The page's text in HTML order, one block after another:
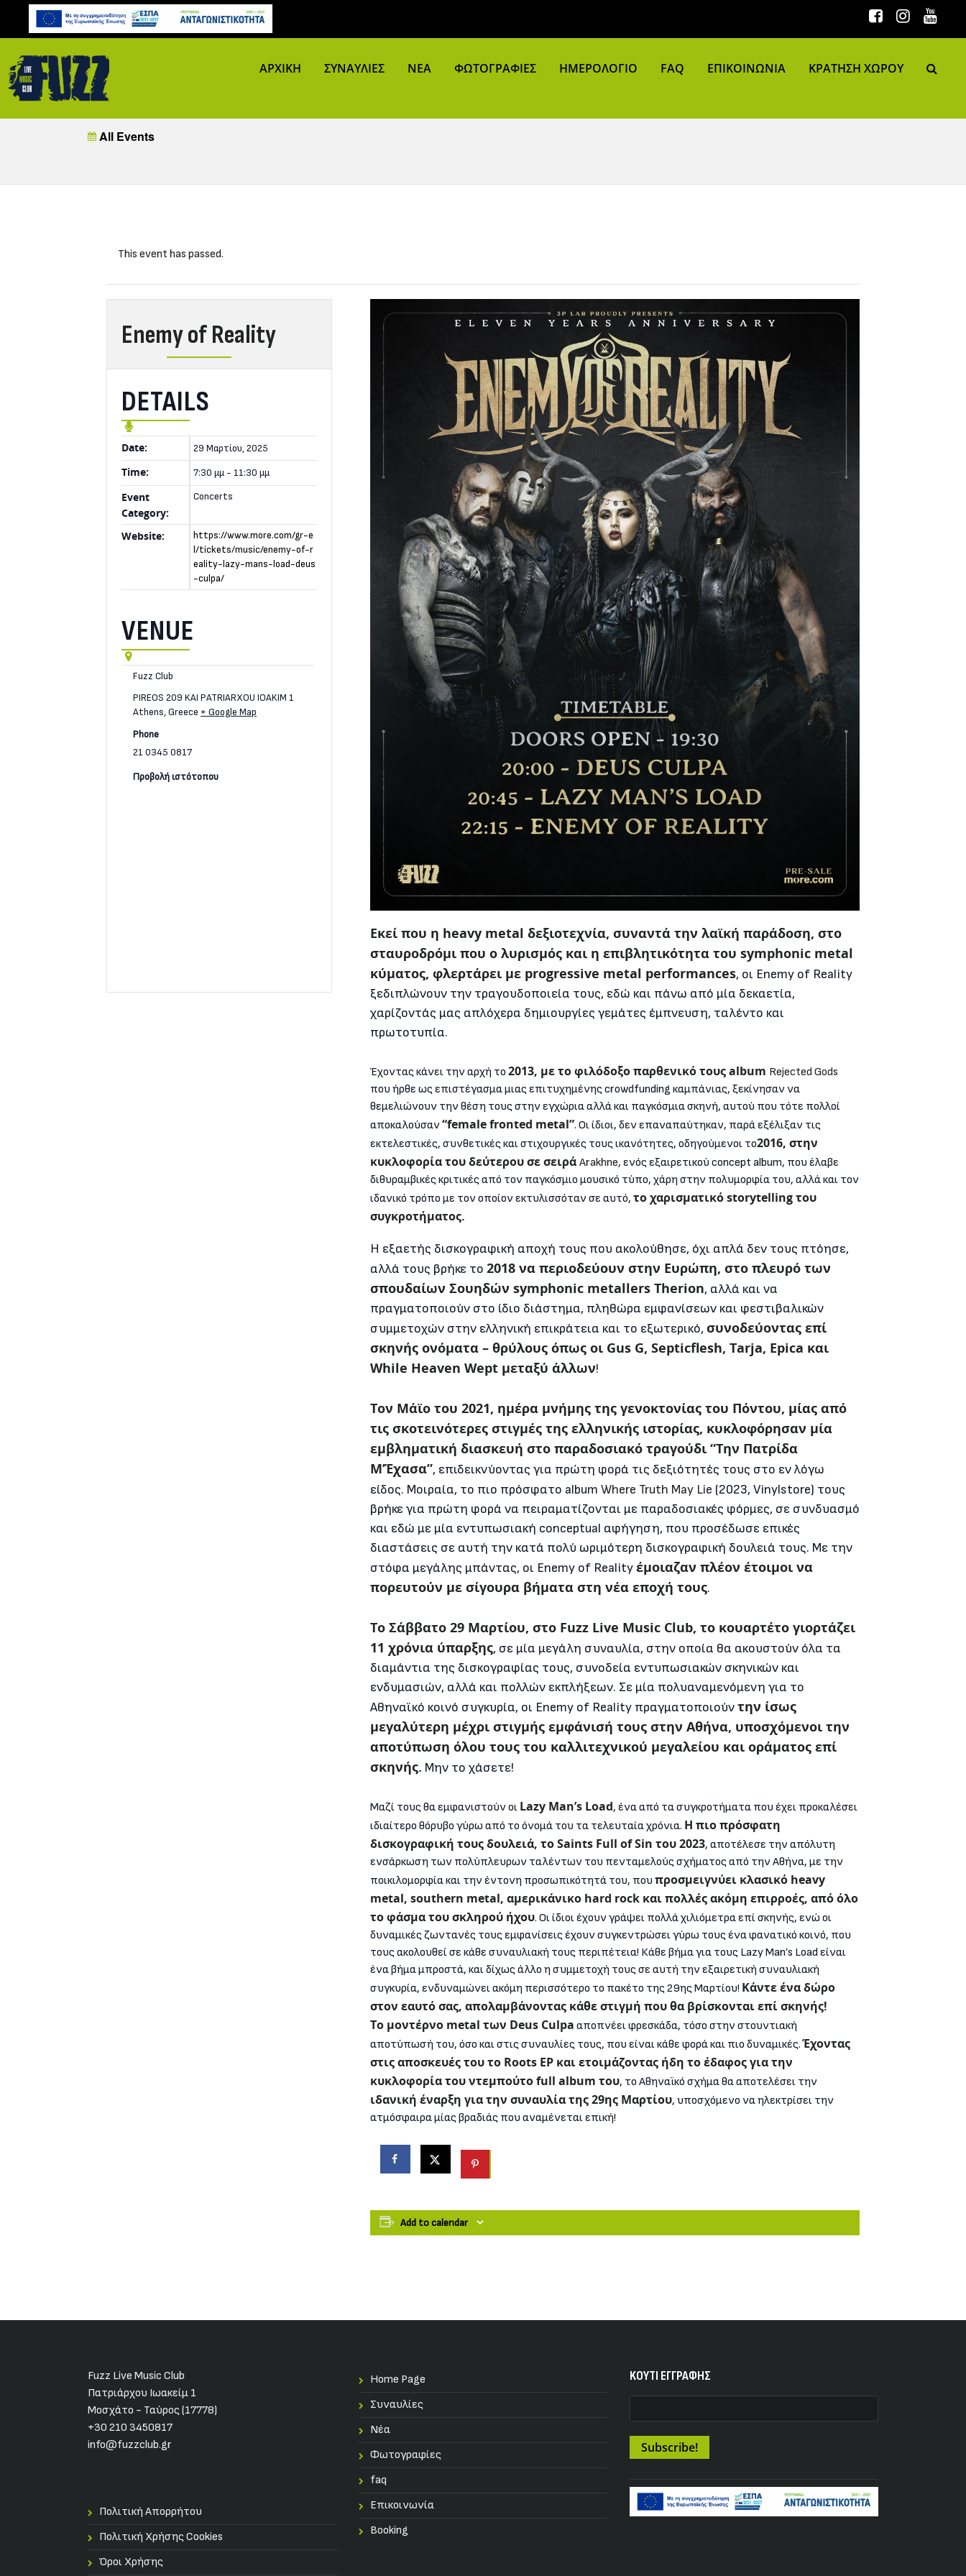
ΑΡΧΙΚΗ ΣΥΝΑΥΛΙΕΣ ΝΕΑ ΦΩΤΟΓΡΑΦΙΕΣ ΗΜΕΡΟΛΟΓΙΟ FAQ ΕΠΙΚΟΙΝΩΝΙΑ ΚΡΑΤΗΣΗ ΧΩΡΟΥ
All Events
This event has passed.
Enemy of Reality
DETAILS
Date: 29 Μαρτίου, 2025
Time: 7:30 μμ - 11:30 μμ
Event
Category:
Concerts
Website:
https://www.more.com/gr-e
l/tickets/music/enemy-of-r
eality-lazy-mans-load-deus
-culpa/
VENUE
Fuzz Club
PIREOS 209 KAI PATRIARXOU IOAKIM 1
Athens,Greece + Google Map
Phone
21 0345 0817
Εκεί που η heavy metal δεξιοτεχνία, συναντά την λαϊκή παράδοση, στο
σταυροδρόμι που ο λυρισμός και η επιβλητικότητα του symphonic metal
κύματος, φλερτάρει με progressive metal performances, οι Enemy of Reality
ξεδιπλώνουν την τραγουδοποιεία τους, εδώ και πάνω από μία δεκαετία,
χαρίζοντάς μας απλόχερα δημιουργίες γεμάτες έμπνευση, ταλέντο και
πρωτοτυπία.
Έχοντας κάνει την αρχή το 2013, με το φιλόδοξο παρθενικό τους album Rejected Gods
που ήρθε ως επιστέγασμα μιας επιτυχημένης crowdfunding καμπάνιας, ξεκίνησαν να
θεμελιώνουν την θέση τους στην εγχώρια αλλά και παγκόσμια σκηνή, αυτού που τότε πολλοί
αποκαλούσαν “female fronted metal”. Οι ίδιοι, δεν επαναπαύτηκαν, παρά εξέλιξαν τις
εκτελεστικές, συνθετικές και στιχουργικές τους ικανότητες, οδηγούμενοι το2016, στην
κυκλοφορία του δεύτερου σε σειρά Arakhne, ενός εξαιρετικού concept album, που έλαβε
διθυραμβικές κριτικές από τον παγκόσμιο μουσικό τύπο, χάρη στην πολυμορφία του, αλλά και τον
ιδανικό τρόπο με τον οποίον εκτυλισσόταν σε αυτό, το χαρισματικό storytelling του
συγκροτήματος.
Η εξαετής δισκογραφική αποχή τους που ακολούθησε, όχι απλά δεν τους πτόησε,
αλλά τους βρήκε το 2018 να περιοδεύουν στην Ευρώπη, στο πλευρό των
σπουδαίων Σουηδών symphonic metallers Therion, αλλά και να
πραγματοποιούν στο ίδιο διάστημα, πληθώρα εμφανίσεων και φεστιβαλικών
συμμετοχών στην ελληνική επικράτεια και το εξωτερικό, συνοδεύοντας επί
σκηνής ονόματα – θρύλους όπως οι Gus G, Septicflesh, Tarja, Epica και
While Heaven Wept μεταξύ άλλων!
Τον Μάϊο του 2021, ημέρα μνήμης της γενοκτονίας του Πόντου, μίας από
τις σκοτεινότερες στιγμές της ελληνικής ιστορίας, κυκλοφόρησαν μία
εμβληματική διασκευή στο παραδοσιακό τραγούδι “Την Πατρίδα
Μ’Έχασα”, επιδεικνύοντας για πρώτη φορά τις δεξιότητές τους στο εν λόγω
είδος. Μοιραία, το πιο πρόσφατο album Where Truth May Lie (2023, Vinylstore) τους
βρήκε για πρώτη φορά να πειραματίζονται με παραδοσιακές φόρμες, σε συνδυασμό
και εδώ με μία εντυπωσιακή conceptual αφήγηση, που προσέδωσε επικές
διαστάσεις σε αυτή την κατά πολύ ωριμότερη δισκογραφική δουλειά τους. Με την
στόφα μεγάλης μπάντας, οι Enemy of Realityέμοιαζαν πλέον έτοιμοι να
πορευτούν με σίγουρα βήματα στη νέα εποχή τους.
Το Σάββατο 29 Μαρτίου, στο Fuzz Live Music Club, το κουαρτέτο γιορτάζει
11 χρόνια ύπαρξης, σε μία μεγάλη συναυλία, στην οποία θα ακουστούν όλα τα
διαμάντια της δισκογραφίας τους, συνοδεία εντυπωσιακών σκηνικών και
ενδυμασιών, αλλά και πολλών εκπλήξεων. Σε μία πολυαναμενόμενη για το
Αθηναϊκό κοινό συγκυρία, οι Enemy of Reality πραγματοποιούντην ίσως
μεγαλύτερη μέχρι στιγμής εμφάνισή τους στην Αθήνα, υποσχόμενοι την
αποτύπωση όλου τους του καλλιτεχνικού μεγαλείου και οράματος επί
σκηνής. Μην το χάσετε!
Μαζί τους θα εμφανιστούν οι Lazy Man’s Load, ένα από τα συγκροτήματα που έχει προκαλέσει
ιδιαίτερο θόρυβο γύρω από το όνομά του τα τελευταία χρόνια. Η πιο πρόσφατη
δισκογραφική τους δουλειά, το Saints Full of Sin του 2023, αποτέλεσε την απόλυτη
ενσάρκωση των πολύπλευρων ταλέντων του πενταμελούς σχήματος από την Αθήνα, με την
ποικιλομορφία και την έντονη προσωπικότητά του, που προσμειγνύει κλασικό heavy
metal, southern metal, αμερικάνικο hard rock και πολλές ακόμη επιρροές, από όλο
το φάσμα του σκληρού ήχου. Οι ίδιοι έχουν γράψει πολλά χιλιόμετρα επί σκηνής, ενώ οι
δυναμικές ζωντανές τους εμφανίσεις έχουν συγκεντρώσει γύρω τους ένα φανατικό κοινό, που
τους ακολουθεί σε κάθε συναυλιακή τους περιπέτεια! Κάθε βήμα για τους Lazy Man’s Load είναι
ένα βήμα μπροστά, και δίχως άλλο η συμμετοχή τους σε αυτή την εξαιρετική συναυλιακή
συγκυρία, ενδυναμώνει ακόμη περισσότερο το πακέτο της 29ης Μαρτίου! Κάντε ένα δώρο
στον εαυτό σας, απολαμβάνοντας κάθε στιγμή που θα βρίσκονται επί σκηνής!
Το μοντέρνο metal των Deus Culpa αποπνέει φρεσκάδα, τόσο στην στουντιακή
αποτύπωσή του, όσο και στις συναυλίες τους, που είναι κάθε φορά και πιο δυναμικές.Έχοντας
στις αποσκευές του το Roots EP και ετοιμάζοντας ήδη το έδαφος για την
κυκλοφορία του ντεμπούτο full album του, το Αθηναϊκό σχήμα θα αποτελέσει την
ιδανική έναρξη για την συναυλία της 29ης Μαρτίου, υποσχόμενο να ηλεκτρίσει την
ατμόσφαιρα μίας βραδιάς που αναμένεται επική!
Add to calendar
Fuzz Live Music Club
Πατριάρχου Ιωακείμ 1
Μοσχάτο - Ταύρος (17778)
+30 210 3450817
info@fuzzclub.gr
Πολιτική Απορρήτου
Πολιτική Χρήσης Cookies
Όροι Χρήσης
Home Page
Συναυλίες
Nέα
Φωτογραφίες
faq
Επικοινωνία
Booking
KOYTI ΕΓΓΡΑΦΗΣ